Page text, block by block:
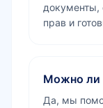
документы,
прав и
Можно ли
Да, мы